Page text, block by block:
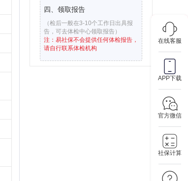
在线客服
APP下载
官方微信
社保计算
四、领取报告
（检后一般在3-10个工作日出具报
告，可去体检中心领取报告）
注：易社保不会提供任何体检报告，
请自行联系体检机构